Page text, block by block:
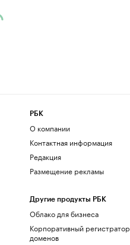
РБК
О компании
Контактная информация
Редакция
Размещение рекламы
Другие продукты РБК
Облако для бизнеса
Корпоративный регистратор
доменов